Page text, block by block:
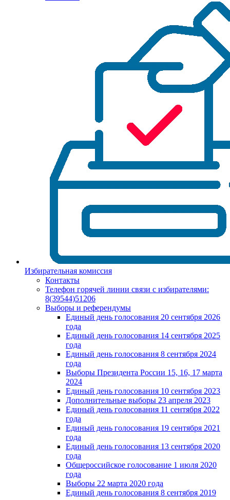
Избирательная комиссия
Контакты
Телефон горячей линии связи с избирателями:
8(39544)51206
Выборы и референдумы
Единый день голосования 20 сентября 2026
года
Единый день голосования 14 сентября 2025
года
Единый день голосования 8 сентября 2024
года
Выборы Президента России 15, 16, 17 марта
2024
Единый день голосования 10 сентября 2023
Дополнительные выборы 23 апреля 2023
Единый день голосования 11 сентября 2022
года
Единый день голосования 19 сентября 2021
года
Единый день голосования 13 сентября 2020
года
Общероссийское голосование 1 июля 2020
года
Выборы 22 марта 2020 года
Единый день голосования 8 сентября 2019